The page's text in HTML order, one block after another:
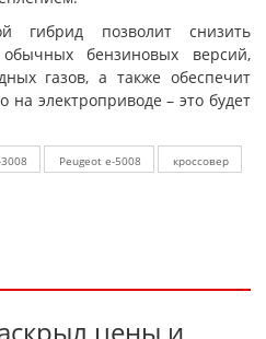
гибрид позволит снизить
бензиновых версий,
газов, а также обеспечит
электроприводе – это будет
Peugeot е-5008
кроссовер
цены и